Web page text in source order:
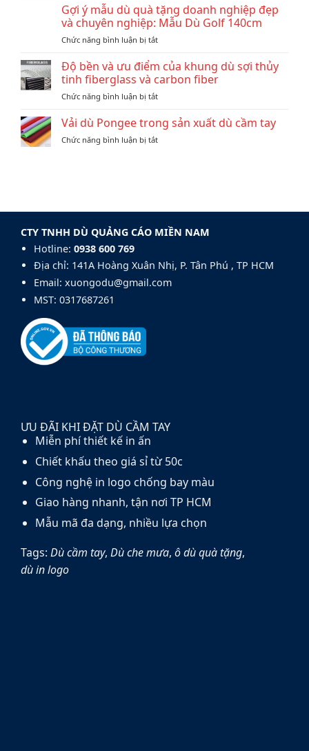
cũng
có
in
thương
hiệu?
Ngành
Nghề
Thường
Đặt
Dù
In
Làm
Tặng
Gợi ý mẫu dù quà tặng doanh nghiệp đẹp
và chuyên nghiệp: Mẫu Dù Golf 140cm
Chức năng bình luận bị tắtở
ý
mẫu
dù
quà
doanh
nghiệp
đẹp
Golf
140cm
Độ bền và ưu điểm của khung dù sợi thủy
tinh fiberglass và carbon fiber
Chức năng bình luận bị tắtở
bền
và
ưu
thủy
tinh
fiberglass
carbon
fiber
Vải dù Pongee trong sản xuất dù cầm tay
Chức năng bình luận bị tắtở
xuất
cầm
CTY TNHH DÙ QUẢNG CÁO MIỀN NAM
Hotline: 0938 600 769‬
Địa chỉ: 141A Hoàng Xuân Nhị, P. Tân Phú , TP HCM
Email: xuongodu@gmail.com
MST: 0317687261
ƯU ĐÃI KHI ĐẶT DÙ CẦM TAY
Miễn phí thiết kế in ấn
Chiết khấu theo giá sỉ từ 50c
Công nghệ in logo chống bay màu
Giao hàng nhanh, tận nơi TP HCM
Mẫu mã đa dạng, nhiều lựa chọn
Tags: Dù cầm tay, Dù che mưa, ô dù quà tặng,
dù in logo